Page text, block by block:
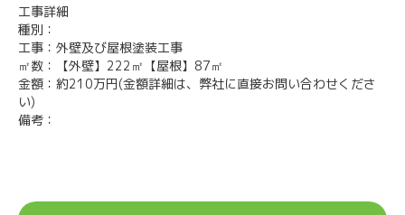
工事詳細
種別：
工事：外壁及び屋根塗装工事
㎡数：【外壁】222㎡【屋根】87㎡
金額：約210万円(金額詳細は、弊社に直接お問い合わせくださ
い)
備考：